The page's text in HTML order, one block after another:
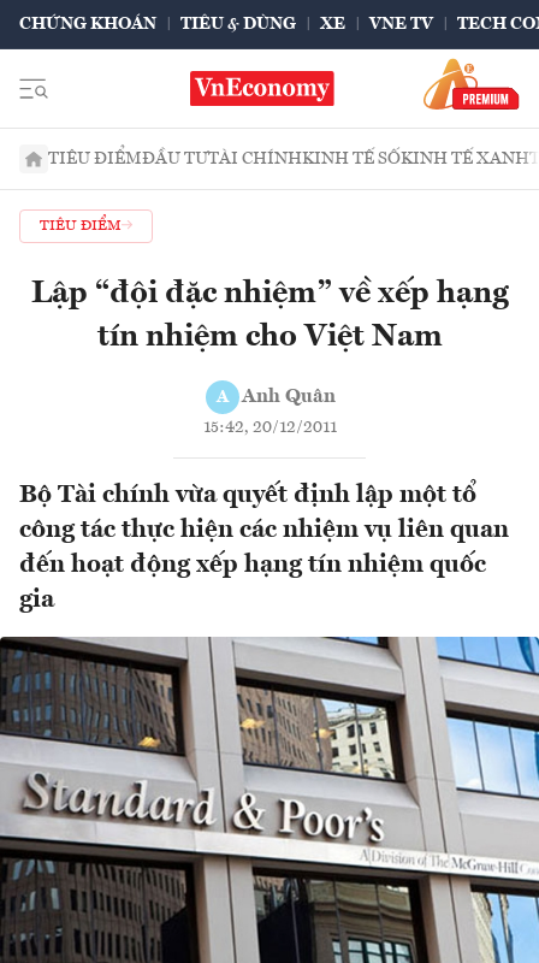
CHỨNG KHOÁN TIÊU & DÙNG XE VNE TV TECH
TIÊU ĐIỂMĐẦU TƯTÀI CHÍNHKINH TẾ SỐKINH TẾ XANH
TIÊU ĐIỂM
Lập “đội đặc nhiệm” về xếp hạng
tín nhiệm cho Việt Nam
A Anh Quân
15:42, 20/12/2011
Bộ Tài chính vừa quyết định lập một tổ
công tác thực hiện các nhiệm vụ liên quan
đến hoạt động xếp hạng tín nhiệm quốc
gia